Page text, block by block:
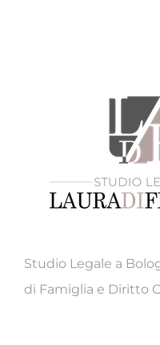
Studio Legale a
di Famiglia e Diritto